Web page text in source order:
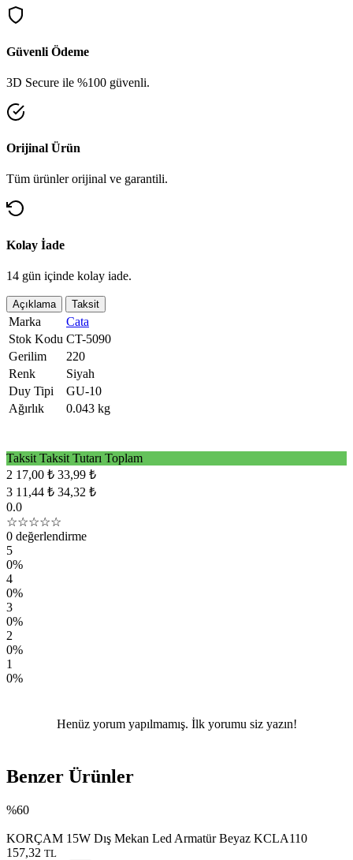
Güvenli Ödeme
3D Secure ile %100 güvenli.
Orijinal Ürün
Tüm ürünler orijinal ve garantili.
Kolay İade
14 gün içinde kolay iade.
Açıklama Taksit
Marka
Cata
Stok Kodu CT-5090
Gerilim
220
Renk
Siyah
Duy Tipi
GU-10
Ağırlık
0.043 kg
Taksit Taksit Tutarı Toplam
2 17,00 ₺ 33,99 ₺
3 11,44 ₺ 34,32 ₺
0.0
☆☆☆☆☆
0 değerlendirme
5
0%
4
0%
3
0%
2
0%
1
0%
Henüz yorum yapılmamış. İlk yorumu siz yazın!
Benzer Ürünler
%60
KORÇAM 15W Dış Mekan Led Armatür Beyaz KCLA110
157,32 TL